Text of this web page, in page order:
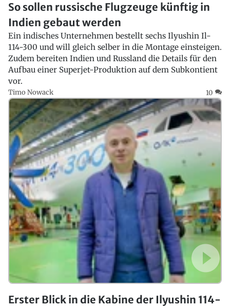
So sollen russische Flugzeuge künftig in
Indien gebaut werden
Ein indisches Unternehmen bestellt sechs Ilyushin Il-
114-300 und will gleich selber in die Montage einsteigen.
Zudem bereiten Indien und Russland die Details für den
Aufbau einer Superjet-Produktion auf dem Subkontient
vor.
Timo Nowack 10
Erster Blick in die Kabine der Ilyushin 114-